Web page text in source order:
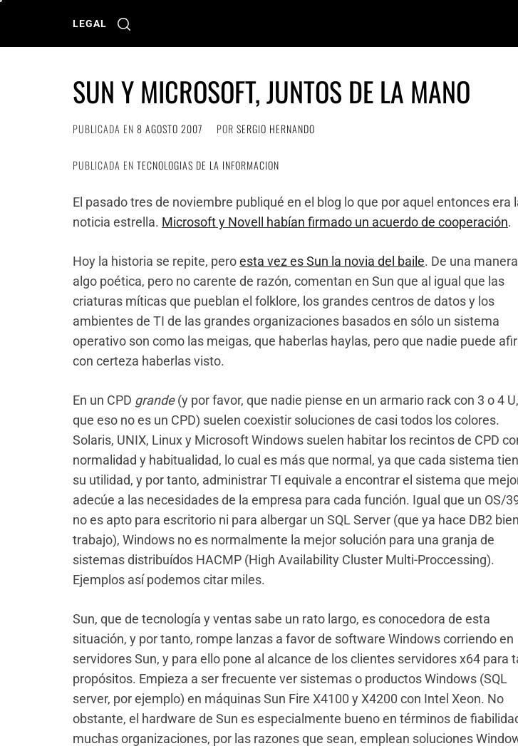
LEGAL
SUN Y MICROSOFT, JUNTOS DE LA MANO
PUBLICADA EN 8 AGOSTO 2007 POR SERGIO HERNANDO
PUBLICADA EN TECNOLOGIAS DE LA INFORMACION
El pasado tres de noviembre publiqué en el blog lo que por aquel entonces era
noticia estrella. Microsoft y Novell habían firmado un acuerdo de cooperación.
Hoy la historia se repite, peroesta vez es Sun la novia del baile. De una manera
algo poética, pero no carente de razón, comentan en Sun que al igual que las
criaturas míticas que pueblan el folklore, los grandes centros de datos y los
ambientes de TI de las grandes organizaciones basados en sólo un sistema
operativo son como las meigas, que haberlas haylas, pero que nadie puede
con certeza haberlas visto.
En un CPD grande(y por favor, que nadie piense en un armario rack con 3 o 4 U,
que eso no es un CPD) suelen coexistir soluciones de casi todos los colores.
Solaris, UNIX, Linux y Microsoft Windows suelen habitar los recintos de CPD
normalidad y habitualidad, lo cual es más que normal, ya que cada sistema
su utilidad, y por tanto, administrar TI equivale a encontrar el sistema que
adecúe a las necesidades de la empresa para cada función. Igual que un OS/
no es apto para escritorio ni para albergar un SQL Server (que ya hace DB2
trabajo), Windows no es normalmente la mejor solución para una granja de
sistemas distribuídos HACMP (High Availability Cluster Multi-Proccessing).
Ejemplos así podemos citar miles.
Sun, que de tecnología y ventas sabe un rato largo, es conocedora de esta
situación, y por tanto, rompe lanzas a favor de software Windows corriendo en
servidores Sun, y para ello pone al alcance de los clientes servidores x64 para
propósitos. Empieza a ser frecuente ver sistemas o productos Windows (SQL
server, por ejemplo) en máquinas Sun Fire X4100 y X4200 con Intel Xeon. No
obstante, el hardware de Sun es especialmente bueno en términos de
muchas organizaciones, por las razones que sean, emplean soluciones